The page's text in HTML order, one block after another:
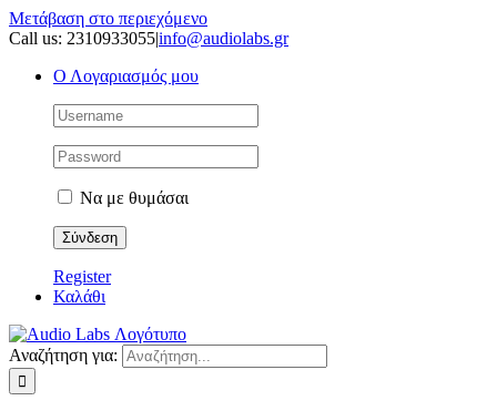
Μετάβαση στο περιεχόμενο
Call us: 2310933055|info@audiolabs.gr
Ο Λογαριασμός μου
Να με θυμάσαι
Register
Καλάθι
Αναζήτηση για: